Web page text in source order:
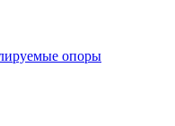
опоры